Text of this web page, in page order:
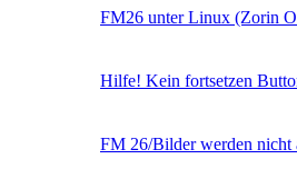
FM26 unter Linux (Zorin
Hilfe! Kein fortsetzen
FM 26/Bilder werden nicht